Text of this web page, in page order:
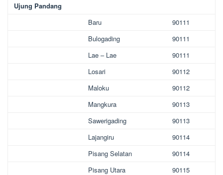
Ujung Pandang
Baru
90111
Bulogading
90111
Lae – Lae
90111
Losari
90112
Maloku
90112
Mangkura
90113
Sawerigading
90113
Lajangiru
90114
Pisang Selatan
90114
Pisang Utara
90115